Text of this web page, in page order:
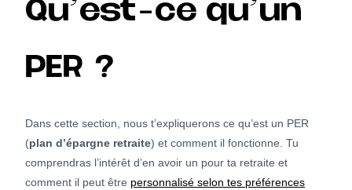
Qu’est-ce qu’un
PER ?
Dans cette section, nous t’expliquerons ce qu’est un PER
(plan d’épargne retraite) et comment il fonctionne. Tu
comprendras l’intérêt d’en avoir un pour ta retraite et
comment il peut être personnalisé selon tes préférences